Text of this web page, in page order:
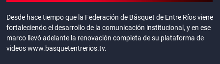
Desde hace tiempo que la Federación de Básquet de Entre Ríos viene
fortaleciendo el desarrollo de la comunicación institucional, y en ese
marco llevó adelante la renovación completa de su plataforma de
videos www.basquetentrerios.tv.